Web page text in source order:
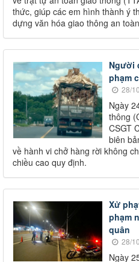
thức, giúp các em hình thành ý
dựng văn hóa giao thông an
Người
phạm
28/
Ngày
thông
CSGT
biên
về hành vi chở hàng rời không
chiều cao quy định.
Xử
phạm
quân
28/
Ngày